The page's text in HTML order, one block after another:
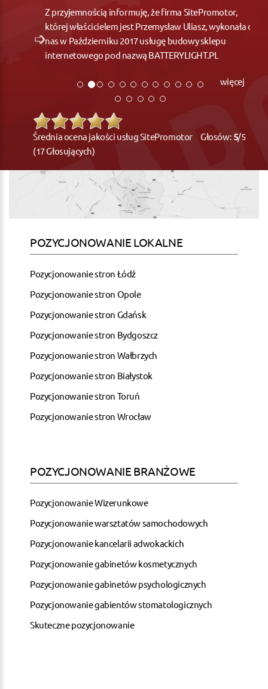
Z przyjemnością informuję, że firma SitePromotor,
której właścicielem jest Przemysław Uliasz, wykonała dla
nas w Październiku 2017 usługę budowy sklepu
internetowego pod nazwą BATTERYLIGHT.PL
więcej
Średnia ocena jakości usług SitePromotor Głosów: 5/5
(17 Głosujących)
POZYCJONOWANIE LOKALNE
Pozycjonowanie stron Łódź
Pozycjonowanie stron Opole
Pozycjonowanie stron Gdańsk
Pozycjonowanie stron Bydgoszcz
Pozycjonowanie stron Wałbrzych
Pozycjonowanie stron Białystok
Pozycjonowanie stron Toruń
Pozycjonowanie stron Wrocław
POZYCJONOWANIE BRANŻOWE
Pozycjonowanie Wizerunkowe
Pozycjonowanie warsztatów samochodowych
Pozycjonowanie kancelarii adwokackich
Pozycjonowanie gabinetów kosmetycznych
Pozycjonowanie gabinetów psychologicznych
Pozycjonowanie gabientów stomatologicznych
Skuteczne pozycjonowanie